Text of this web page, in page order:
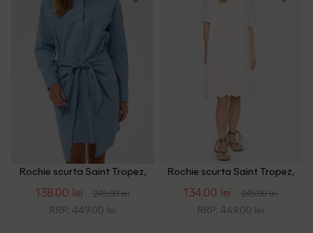
Rochie scurta Saint Tropez,
138.00 lei 245.00 lei
RRP: 449.00 lei
Rochie scurta Saint Tropez,
134.00 lei 245.00 lei
RRP: 449.00 lei